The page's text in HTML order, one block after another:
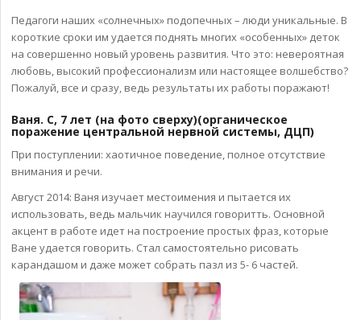
Педагоги наших «солнечных» подопечных – люди уникальные. В
короткие сроки им удается поднять многих «особенных» деток
на совершенно новый уровень развития. Что это: невероятная
любовь, высокий профессионализм или настоящее волшебство?
Пожалуй, все и сразу, ведь результаты их работы поражают!
Ваня. С, 7 лет (на фото сверху)(органическое
поражение центральной нервной системы, ДЦП)
При поступлении: хаотичное поведение, полное отсутствие
внимания и речи.
Август 2014: Ваня изучает местоимения и пытается их
использовать, ведь мальчик научился говоритть. Основной
акцент в работе идет на построение простых фраз, которые
Ване удается говорить. Стал самостоятельно рисовать
карандашом и даже может собрать пазл из 5- 6 частей.